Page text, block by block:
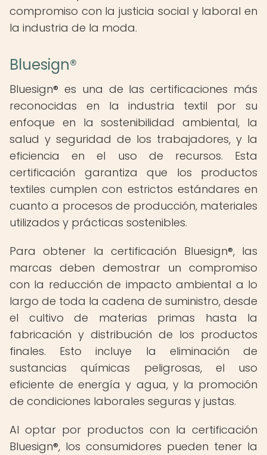
compromiso con la justicia social y laboral en
la industria de la moda.
Bluesign®
Bluesign® es una de las certificaciones más
reconocidas en la industria textil por su
enfoque en la sostenibilidad ambiental, la
salud y seguridad de los trabajadores, y la
eficiencia en el uso de recursos. Esta
certificación garantiza que los productos
textiles cumplen con estrictos estándares en
cuanto a procesos de producción, materiales
utilizados y prácticas sostenibles.
Para obtener la certificación Bluesign®, las
marcas deben demostrar un compromiso
con la reducción de impacto ambiental a lo
largo de toda la cadena de suministro, desde
el cultivo de materias primas hasta la
fabricación y distribución de los productos
finales. Esto incluye la eliminación de
sustancias químicas peligrosas, el uso
eficiente de energía y agua, y la promoción
de condiciones laborales seguras y justas.
Al optar por productos con la certificación
Bluesign®, los consumidores pueden tener la